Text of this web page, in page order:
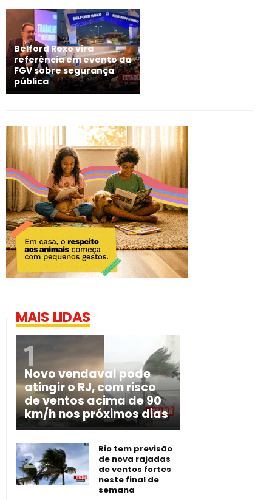
Belford Roxo vira
referência em evento da
FGV sobre segurança
pública
MAIS LIDAS
Novo vendaval pode
atingir o RJ, com risco
de ventos acima de 90
km/h nos próximos dias
Rio tem previsão
de nova rajadas
de ventos fortes
neste final de
semana